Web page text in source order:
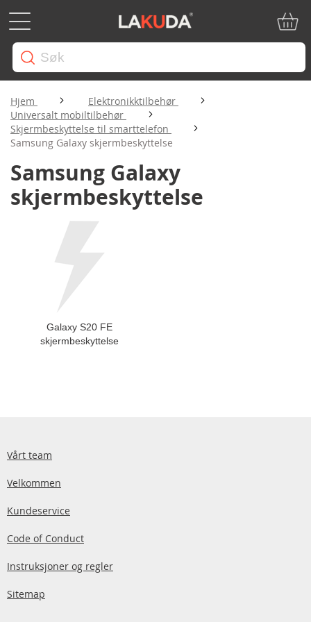
Hjem
Elektronikktilbehør
Universalt mobiltilbehør
Skjermbeskyttelse til smarttelefon
Samsung Galaxy skjermbeskyttelse
Samsung Galaxy
skjermbeskyttelse
Galaxy S20 FE
skjermbeskyttelse
Vårt team
Velkommen
Kundeservice
Code of Conduct
Instruksjoner og regler
Sitemap